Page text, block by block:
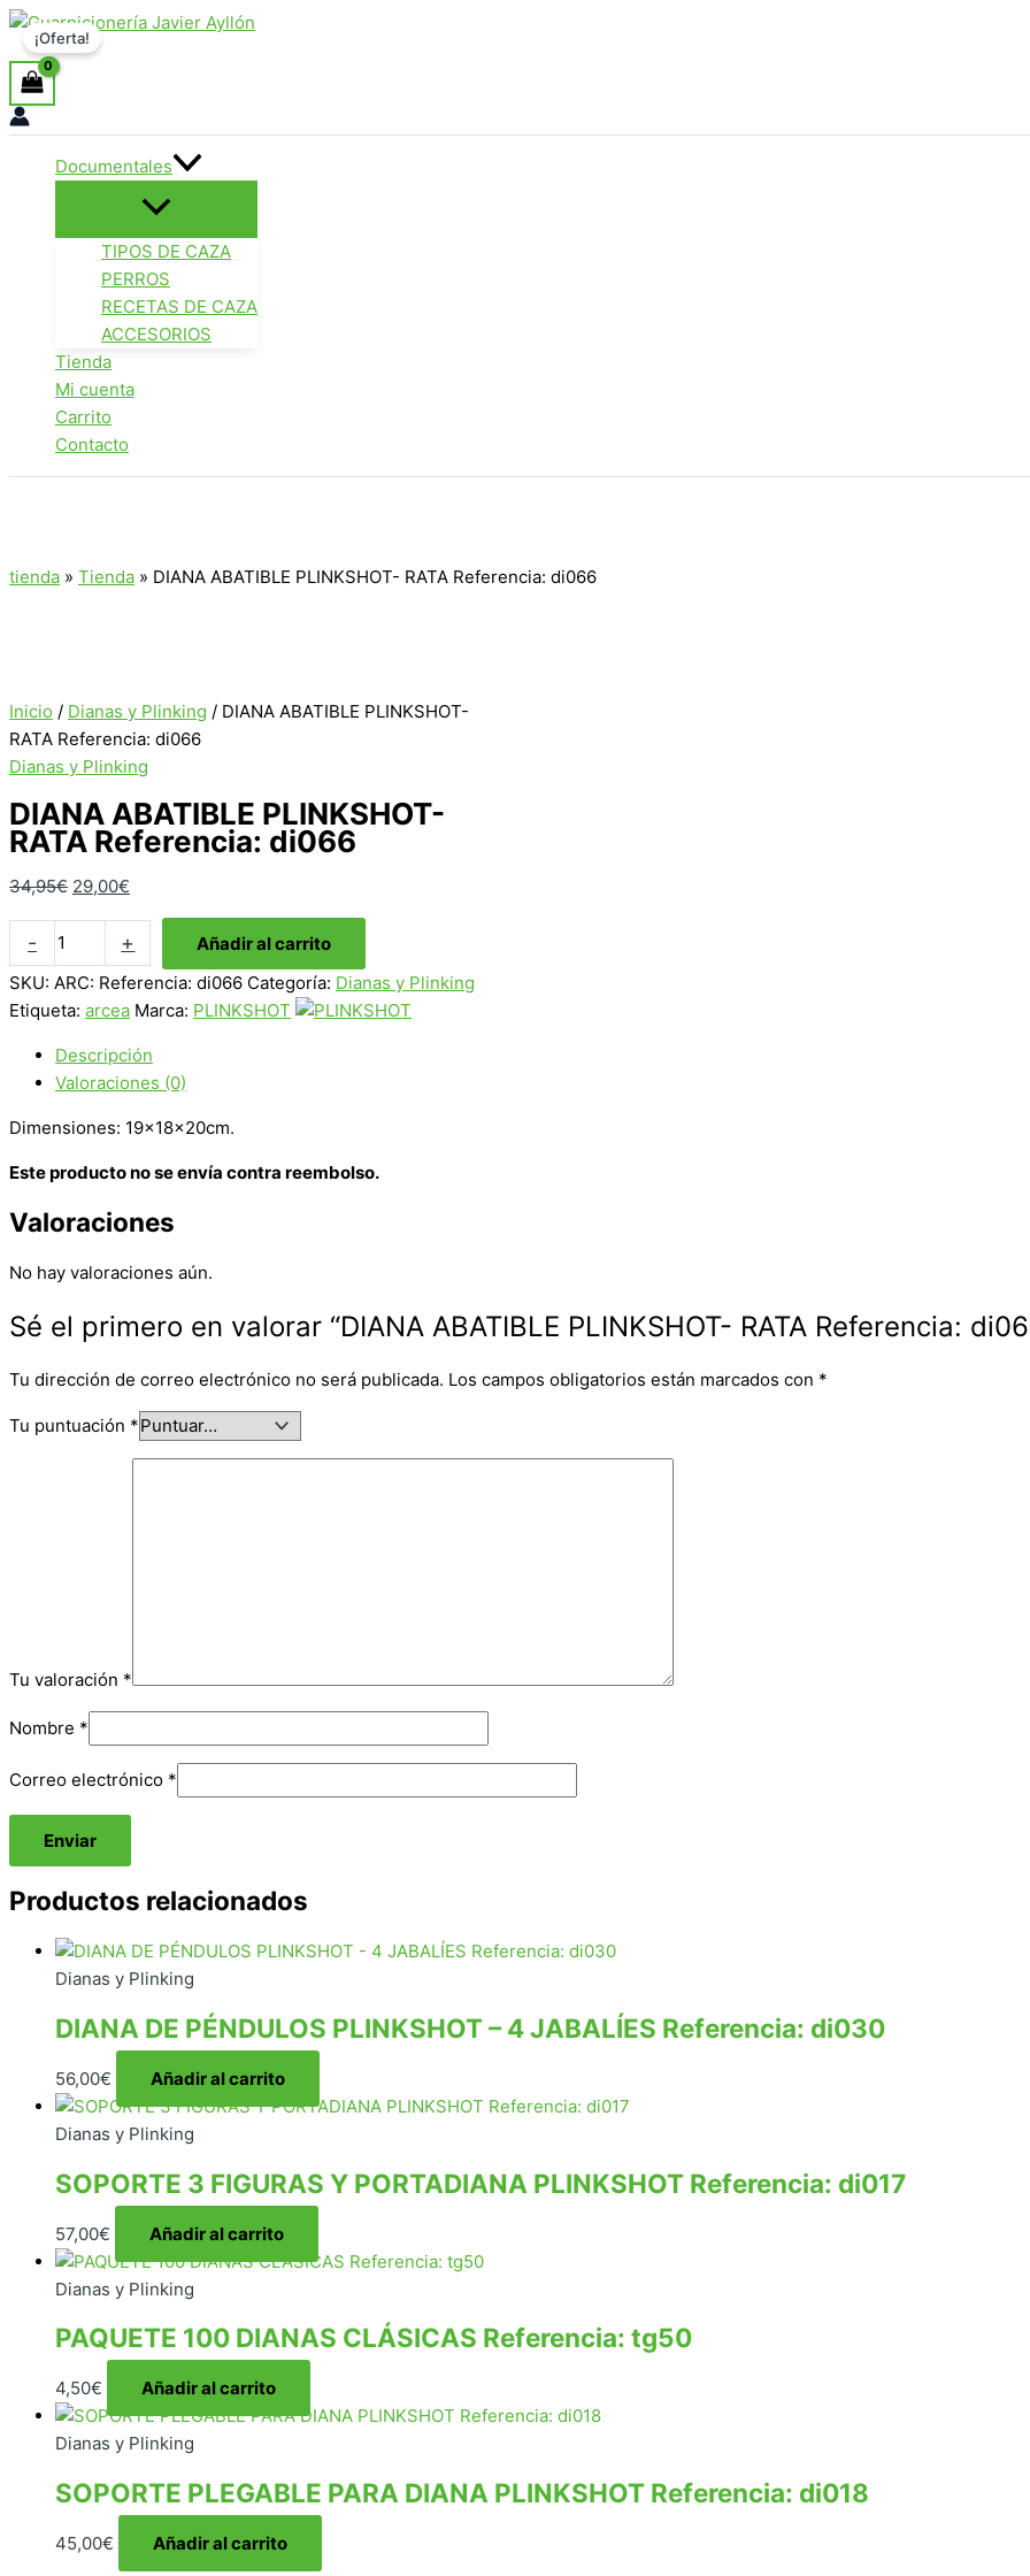
Ir
contenido
Buscar
Documentales
TIPOS DE CAZA
PERROS
RECETAS DE CAZA
ACCESORIOS
Tienda
Mi cuenta
Carrito
Contacto
tienda » Tienda » DIANA ABATIBLE PLINKSHOT- RATA Referencia: di066
¡Oferta!
Inicio / Dianas y Plinking / DIANA ABATIBLE PLINKSHOT-
RATA Referencia: di066
Dianas y Plinking
DIANA ABATIBLE PLINKSHOT-
RATA Referencia: di066
34,95€ El
original
era:
34,95€.
29,00€
precio
actual
es:
29,00€.
-
DIANA
ABATIBLE
PLINKSHOT-
RATA
cantidad
+
Añadir al carrito
SKU: ARC: Referencia: di066 Categoría: Dianas y Plinking
Etiqueta: arcea Marca: PLINKSHOT
Descripción
Valoraciones (0)
Dimensiones: 19x18x20cm.
Este producto no se envía contra reembolso.
Valoraciones
No hay valoraciones aún.
Sé el primero en valorar “DIANA ABATIBLE PLINKSHOT- RATA Referencia:
Tu dirección de correo electrónico no será publicada. Los campos obligatorios están marcados con *
Tu puntuación *
Tu valoración *
Nombre *
Correo electrónico *
Productos relacionados
Dianas y Plinking
DIANA DE PÉNDULOS PLINKSHOT – 4 JABALÍES Referencia: di030
56,00€ Añadir al carrito
Dianas y Plinking
SOPORTE 3 FIGURAS Y PORTADIANA PLINKSHOT Referencia: di017
57,00€ Añadir al carrito
Dianas y Plinking
PAQUETE 100 DIANAS CLÁSICAS Referencia: tg50
4,50€ Añadir al carrito
Dianas y Plinking
SOPORTE PLEGABLE PARA DIANA PLINKSHOT Referencia: di018
45,00€ Añadir al carrito